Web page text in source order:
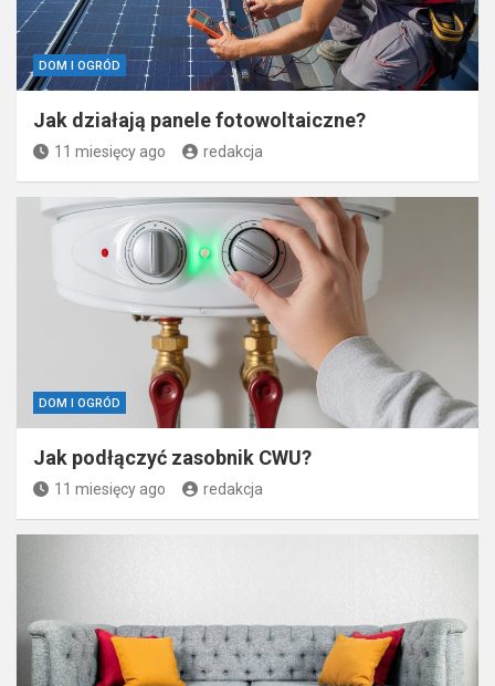
DOM I OGRÓD
Jak działają panele fotowoltaiczne?
11 miesięcy ago redakcja
DOM I OGRÓD
Jak podłączyć zasobnik CWU?
11 miesięcy ago redakcja